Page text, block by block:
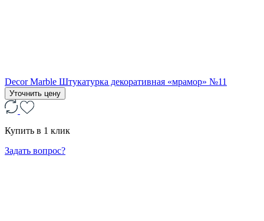
Decor Marble Штукатурка декоративная «мрамор» №11
Уточнить цену
Купить в 1 клик
Задать вопрос?